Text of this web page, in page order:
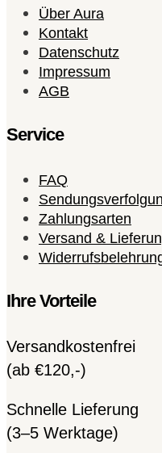
Über Aura
Kontakt
Datenschutz
Impressum
AGB
Service
FAQ
Zahlungsarten
Versand &
Ihre Vorteile
Versandkostenfrei
(ab €120,-)
Schnelle Lieferung
(3–5 Werktage)